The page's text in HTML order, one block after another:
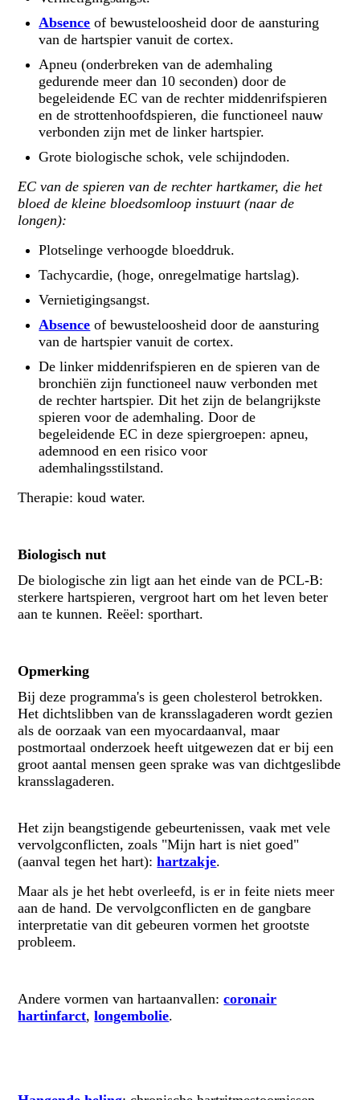
Absence of bewusteloosheid door de aansturing
van de hartspier vanuit de cortex.
Apneu (onderbreken van de ademhaling
gedurende meer dan 10 seconden) door de
begeleidende EC van de rechter middenrifspieren
en de strottenhoofdspieren, die functioneel nauw
verbonden zijn met de linker hartspier.
Grote biologische schok, vele schijndoden.
EC van de spieren van de rechter hartkamer, die het
bloed de kleine bloedsomloop instuurt (naar de
longen):
Plotselinge verhoogde bloeddruk.
Tachycardie, (hoge, onregelmatige hartslag).
Vernietigingsangst.
Absence of bewusteloosheid door de aansturing
van de hartspier vanuit de cortex.
De linker middenrifspieren en de spieren van de
bronchiën zijn functioneel nauw verbonden met
de rechter hartspier. Dit het zijn de belangrijkste
spieren voor de ademhaling. Door de
begeleidende EC in deze spiergroepen: apneu,
ademnood en een risico voor
ademhalingsstilstand.
Therapie: koud water.
Biologisch nut
De biologische zin ligt aan het einde van de PCL-B:
sterkere hartspieren, vergroot hart om het leven beter
aan te kunnen. Reëel: sporthart.
Opmerking
Bij deze programma's is geen cholesterol betrokken.
Het dichtslibben van de kransslagaderen wordt gezien
als de oorzaak van een myocardaanval, maar
postmortaal onderzoek heeft uitgewezen dat er bij een
groot aantal mensen geen sprake was van dichtgeslibde
kransslagaderen.
Het zijn beangstigende gebeurtenissen, vaak met vele
vervolgconflicten, zoals "Mijn hart is niet goed"
(aanval tegen het hart):hartzakje.
Maar als je het hebt overleefd, is er in feite niets meer
aan de hand. De vervolgconflicten en de gangbare
interpretatie van dit gebeuren vormen het grootste
probleem.
Andere vormen van hartaanvallen:coronair
hartinfarct,longembolie.